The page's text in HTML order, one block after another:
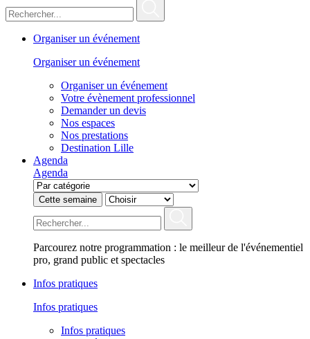
Organiser un événement
Organiser un événement
Organiser un événement
Votre évènement professionnel
Demander un devis
Nos espaces
Nos prestations
Destination Lille
Agenda
Agenda
Cette semaine
Parcourez notre programmation : le meilleur de l'événementiel
pro, grand public et spectacles
Infos pratiques
Infos pratiques
Infos pratiques